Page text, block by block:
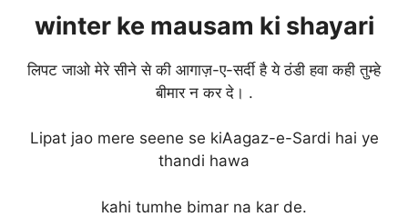
winterke mausam ki shayari
लिपट जाओ मेरे सीने से की आगाज़-ए-सर्दी है ये ठंडी हवा कही तुम्हे
बीमार न कर दे। .
Lipat jao mere seene se kiAagaz-e-Sardi hai ye
thandi hawa
kahi tumhe bimar na kar de.